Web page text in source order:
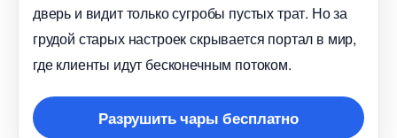
дверь и видит только сугробы пустых трат. Но за
рудой старых настроек скрывается портал в мир,
де клиенты идут бесконечным потоком.
Разрушить чары бесплатно